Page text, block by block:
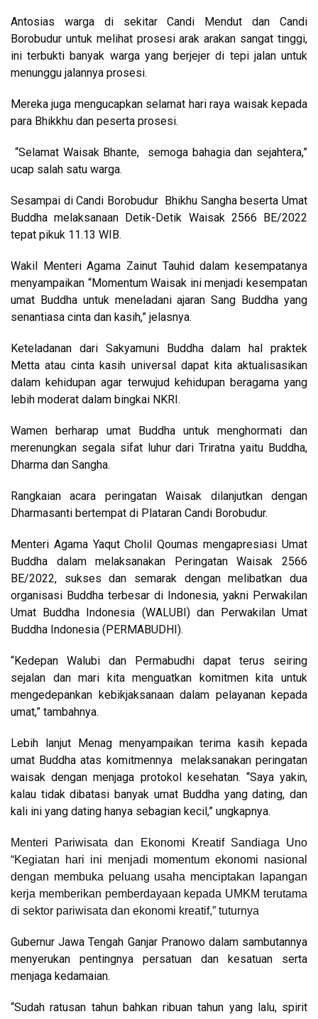
Antosias warga di sekitar Candi Mendut dan Candi
Borobudur untuk melihat prosesi arak arakan sangat tinggi,
ini terbukti banyak warga yang berjejer di tepi jalan untuk
menunggu jalannya prosesi.
Mereka juga mengucapkan selamat hari raya waisak kepada
para Bhikkhu dan peserta prosesi.
“Selamat Waisak Bhante, semoga bahagia dan sejahtera,”
ucap salah satu warga.
Sesampai di Candi Borobudur Bhikhu Sangha beserta Umat
Buddha melaksanaan Detik-Detik Waisak 2566 BE/2022
tepat pikuk 11.13 WIB.
Wakil Menteri Agama Zainut Tauhid dalam kesempatanya
menyampaikan “Momentum Waisak ini menjadi kesempatan
umat Buddha untuk meneladani ajaran Sang Buddha yang
senantiasa cinta dan kasih,” jelasnya.
Keteladanan dari Sakyamuni Buddha dalam hal praktek
Metta atau cinta kasih universal dapat kita aktualisasikan
dalam kehidupan agar terwujud kehidupan beragama yang
lebih moderat dalam bingkai NKRI.
Wamen berharap umat Buddha untuk menghormati dan
merenungkan segala sifat luhur dari Triratna yaitu Buddha,
Dharma dan Sangha.
Rangkaian acara peringatan Waisak dilanjutkan dengan
Dharmasanti bertempat di Plataran Candi Borobudur.
Menteri Agama Yaqut Cholil Qoumas mengapresiasi Umat
Buddha dalam melaksanakan Peringatan Waisak 2566
BE/2022, sukses dan semarak dengan melibatkan dua
organisasi Buddha terbesar di Indonesia, yakni Perwakilan
Umat Buddha Indonesia (WALUBI) dan Perwakilan Umat
Buddha Indonesia (PERMABUDHI).
“Kedepan Walubi dan Permabudhi dapat terus seiring
sejalan dan mari kita menguatkan komitmen kita untuk
mengedepankan kebikjaksanaan dalam pelayanan kepada
umat,” tambahnya.
Lebih lanjut Menag menyampaikan terima kasih kepada
umat Buddha atas komitmennya melaksanakan peringatan
waisak dengan menjaga protokol kesehatan. “Saya yakin,
kalau tidak dibatasi banyak umat Buddha yang dating, dan
kali ini yang dating hanya sebagian kecil,” ungkapnya.
Menteri Pariwisata dan Ekonomi Kreatif Sandiaga Uno
“Kegiatan hari ini menjadi momentum ekonomi nasional
dengan membuka peluang usaha menciptakan lapangan
kerja memberikan pemberdayaan kepada UMKM terutama
di sektor pariwisata dan ekonomi kreatif,” tuturnya
Gubernur Jawa Tengah Ganjar Pranowo dalam sambutannya
menyerukan pentingnya persatuan dan kesatuan serta
menjaga kedamaian.
“Sudah ratusan tahun bahkan ribuan tahun yang lalu, spirit